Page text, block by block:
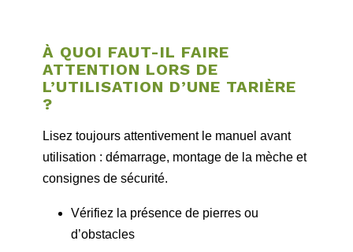
À QUOI FAUT-IL FAIRE
ATTENTION LORS DE
L’UTILISATION D’UNE TARIÈRE
?
Lisez toujours attentivement le manuel avant
utilisation : démarrage, montage de la mèche et
consignes de sécurité.
Vérifiez la présence de pierres ou
d’obstacles